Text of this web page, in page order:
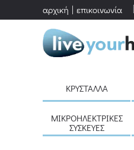
αρχική επικοινωνία
ΚΡΎΣΤΑΛΛΑ
ΜΙΚΡΟΗΛΕΚΤΡΙΚΈΣ
ΣΥΣΚΕΥΈΣ